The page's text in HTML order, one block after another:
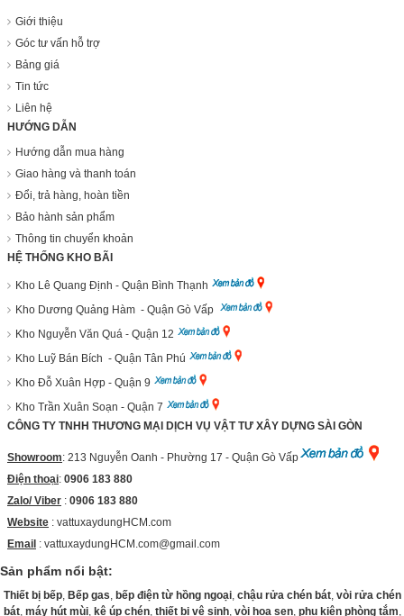
Giới thiệu
Góc tư vấn hỗ trợ
Bảng giá
Tin tức
Liên hệ
HƯỚNG DẪN
Hướng dẫn mua hàng
Giao hàng và thanh toán
Đổi, trả hàng, hoàn tiền
Bảo hành sản phẩm
Thông tin chuyển khoản
HỆ THỐNG KHO BÃI
Kho Lê Quang Định - Quận Bình Thạnh
Kho Dương Quảng Hàm - Quận Gò Vấp
Kho Nguyễn Văn Quá - Quận 12
Kho Luỹ Bán Bích - Quận Tân Phú
Kho Đỗ Xuân Hợp - Quận 9
Kho Trần Xuân Soạn - Quận 7
CÔNG TY TNHH THƯƠNG MẠI DỊCH VỤ VẬT TƯ XÂY DỰNG SÀI GÒN
Showroom: 213 Nguyễn Oanh - Phường 17 - Quận Gò Vấp
Điện thoại: 0906 183 880
Zalo/ Viber : 0906 183 880
Website : vattuxaydungHCM.com
Email : vattuxaydungHCM.com@gmail.com
Sản phẩm nổi bật:
Thiết bị bếp, Bếp gas, bếp điện từ hồng ngoại, chậu rửa chén bát, vòi rửa chén
bát, máy hút mùi, kệ úp chén, thiết bị vệ sinh, vòi hoa sen, phụ kiện phòng tắm,